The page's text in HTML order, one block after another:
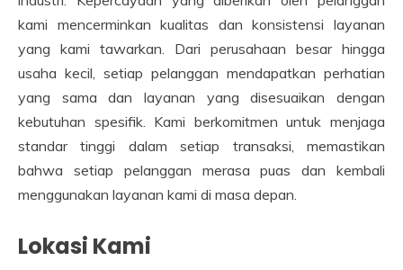
kami mencerminkan kualitas dan konsistensi layanan
yang kami tawarkan. Dari perusahaan besar hingga
usaha kecil, setiap pelanggan mendapatkan perhatian
yang sama dan layanan yang disesuaikan dengan
kebutuhan spesifik. Kami berkomitmen untuk menjaga
standar tinggi dalam setiap transaksi, memastikan
bahwa setiap pelanggan merasa puas dan kembali
menggunakan layanan kami di masa depan.
Lokasi Kami